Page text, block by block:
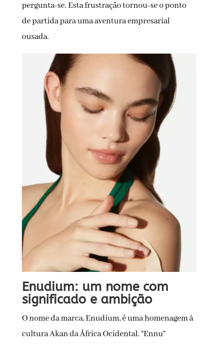
pergunta-se. Esta frustração tornou-se o ponto
de partida para uma aventura empresarial
ousada.
Enudium: um nome com
significado e ambição
O nome da marca, Enudium, é uma homenagem à
cultura Akan da África Ocidental. “Ennu”